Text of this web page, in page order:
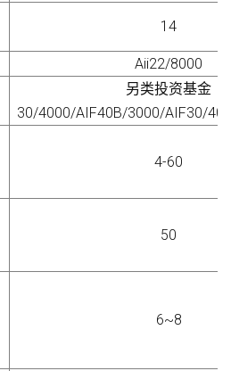
14
Aii22/8000
另类投资基金
30/4000/AIF40B/3000/AIF30/
4-60
50
6~8